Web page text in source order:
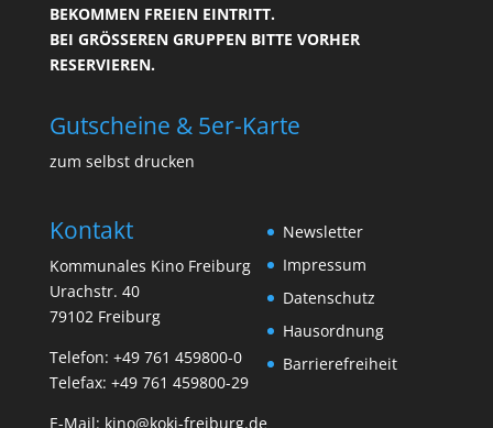
BEKOMMEN FREIEN EINTRITT.
BEI GRÖSSEREN GRUPPEN BITTE VORHER R
ESERVIEREN.
Gutscheine & 5er-Karte
zum selbst drucken
Kontakt
Kommunales Kino Freiburg
Urachstr. 40
79102 Freiburg
Telefon: +49 761 459800-0
Telefax: +49 761 459800-29
E-Mail: kino@koki-freiburg.de
Newsletter
Impressum
Datenschutz
Hausordnung
Barrierefreiheit